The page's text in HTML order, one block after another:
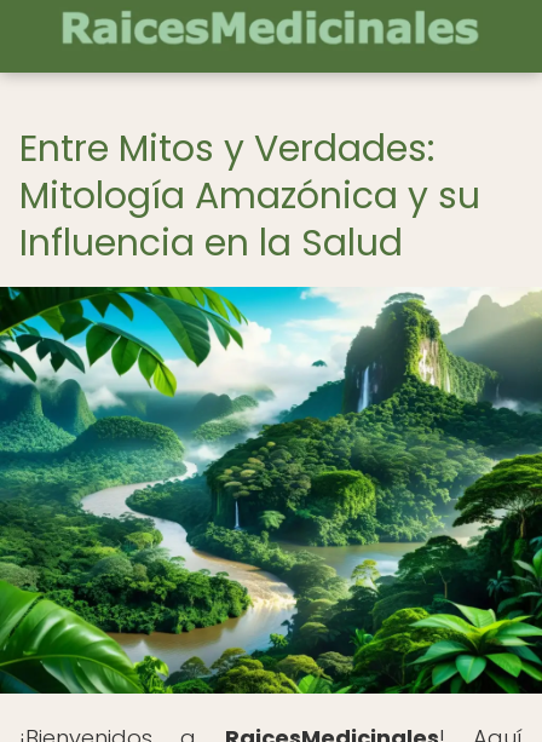
Entre Mitos y Verdades:
Mitología Amazónica y su
Influencia en la Salud